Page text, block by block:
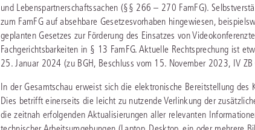
und Lebenspartnerschaftssachen (§§ 266 – 270 FamFG).
zum FamFG auf absehbare Gesetzesvorhaben hingewiesen,
geplanten Gesetzes zur Förderung des Einsatzes von
Fachgerichtsbarkeiten in § 13 FamFG. Aktuelle Rechtsprechung ist
25. Januar 2024 (zu BGH, Beschluss vom 15. November 2023, IV
In der Gesamtschau erweist sich die elektronische Bereitstellung des
Dies betrifft einerseits die leicht zu nutzende Verlinkung der
die zeitnah erfolgenden Aktualisierungen aller relevanten